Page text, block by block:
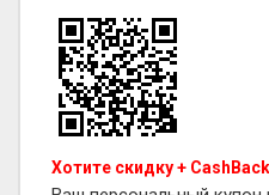
Хотите скидку +